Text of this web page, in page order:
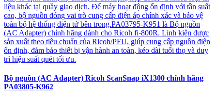
liệu khác tại quầy giao dịch. Để máy hoạt động ổn định với tần suất
cao, bộ nguồn đóng vai trò cung cấp điện áp chính xác và bảo vệ
toàn bộ hệ thống điện tử bên trong.PA03795-K951 là Bộ nguồn
(AC Adapter) chính hãng dành cho Ricoh fi-800R. Linh kiện được
sản xuất theo tiêu chuẩn của Ricoh/PFU, giúp cung cấp nguồn điện
ổn định, đảm bảo thiết bị vận hành an toàn, kéo dài tuổi thọ và duy
trì hiệu suất quét tối ưu.
Bộ nguồn (AC Adapter) Ricoh ScanSnap iX1300 chính hãng
PA03805-K962